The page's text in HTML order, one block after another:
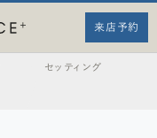
来店予約
セッティング